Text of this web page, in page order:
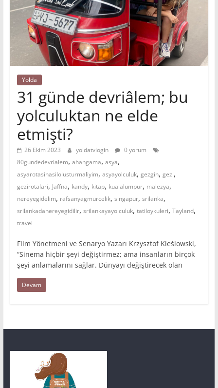
Yolda
31 günde devriâlem; bu
yolculuktan ne elde
etmişti?
26 Ekim 2023 yoldatvlogin
0 yorum
80gundedevrialem, ahangama, asya,
asyarotasinasilolusturmaliyim, asyayolculuk, gezgin, gezi,
gezirotalari, Jaffna, kandy, kitap, kualalumpur, malezya,
nereyegidelim, rafsanyagmurcelik, singapur, srilanka,
srilankadanereyegidilir, srilankayayolculuk, tatiloykuleri, Tayland,
travel
Film Yönetmeni ve Senaryo Yazarı Krzysztof Kieślowski,
“Sinema hiçbir şeyi değiştirmez; ama insanların birçok
şeyi anlamalarını sağlar. Dünyayı değiştirecek olan
Devam